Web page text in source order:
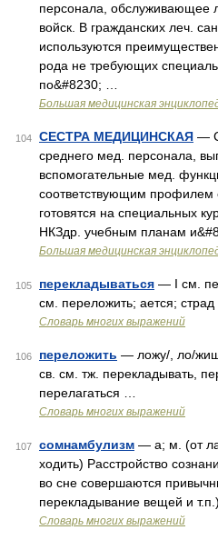
персонала, обслуживающее
войск. В гражданских леч.
используются
рода не требующих
по&#8230; …
Большая медицинская
104 СЕСТРА МЕДИЦИНСКАЯ —
среднего мед. персонала,
вспомогательные мед.
соответствующим профилем
готовятся на специальных
НКЗдр. учебным планам
Большая медицинская
105 перекладываться — I см.
см. переложить; ается; страд
Словарь многих выражений
106 переложить — ложу/, ло/
св. см. тж. перекладывать,
перелагаться …
Словарь многих выражений
107 сомнамбулизм — а; м. (от
ходить) Расстройство
во сне совершаются
перекладывание вещей и
Словарь многих выражений